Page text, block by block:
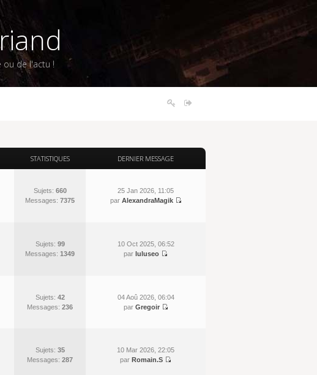
ou de l'actu !
STATISTIQUES DERNIER MESSAGE
Sujets: 660
Messages: 7375
25 Jan 2026, 11:05
par AlexandraMagik
Sujets: 99
Messages: 1349
10 Oct 2025, 06:52
par luluseo
Sujets: 42
Messages: 236
04 Aoû 2026, 06:04
par Gregoir
Sujets: 35
Messages: 287
10 Mar 2026, 22:05
par Romain.S